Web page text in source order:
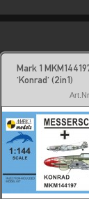
Mark 1
'Konrad' (2in1)